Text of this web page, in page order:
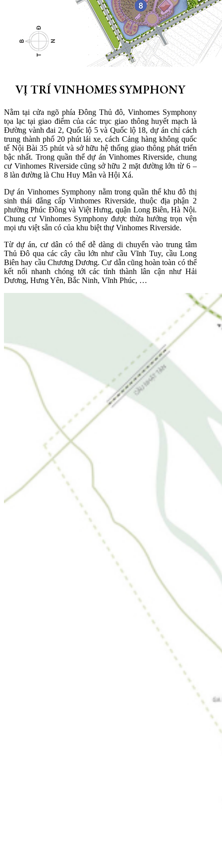
VỊ TRÍ VINHOMES SYMPHONY
Nằm tại cửa ngõ phía Đông Thủ đô, Vinhomes Symphony
tọa lạc tại giao điểm của các trục giao thông huyết mạch là
Đường vành đai 2, Quốc lộ 5 và Quốc lộ 18, dự án chỉ cách
trung thành phố 20 phút lái xe, cách Cảng hàng không quốc
tế Nội Bài 35 phút và sở hữu hệ thống giao thông phát triển
bậc nhất. Trong quần thể dự án Vinhomes Riverside, chung
cư Vinhomes Riverside cũng sở hữu 2 mặt đường lớn từ 6 –
8 làn đường là Chu Huy Mân và Hội Xá.
Dự án Vinhomes Symphony nằm trong quần thể khu đô thị
sinh thái đẳng cấp Vinhomes Riverside, thuộc địa phận 2
phường Phúc Đồng và Việt Hưng, quận Long Biên, Hà Nội.
Chung cư Vinhomes Symphony được thừa hưởng trọn vện
mọi ưu việt sẵn có của khu biệt thự Vinhomes Riverside.
Từ dự án, cư dân có thể dễ dàng di chuyển vào trung tâm
Thủ Đô qua các cây cầu lớn như cầu Vĩnh Tuy, cầu Long
Biên hay cầu Chương Dương. Cư dẫn cũng hoàn toàn có thể
kết nối nhanh chóng tới các tỉnh thành lân cận như Hải
Dương, Hưng Yên, Bắc Ninh, Vĩnh Phúc, …